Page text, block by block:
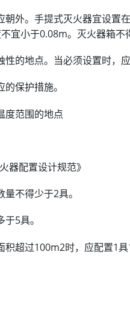
朝外。手提式灭火器宜设置
宜小于0.08m。灭火器箱不
的地点。当必须设置时，
保护措施。
度范围的地点
器配置设计规范》
不得少于2具。
5具。
积超过100m2时，应配置1